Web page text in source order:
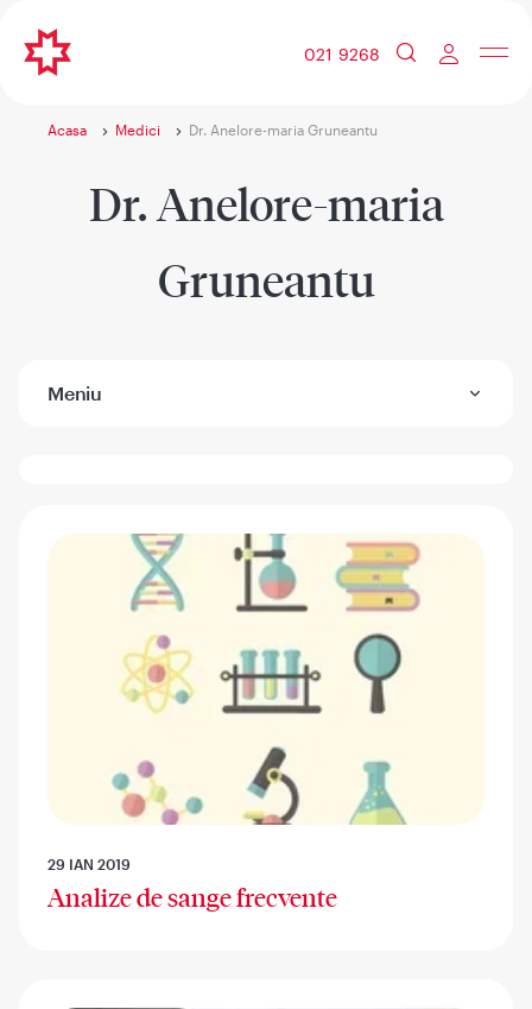
021 9268
Acasa Medici Dr. Anelore-maria Gruneantu
Dr. Anelore-maria
Gruneantu
Meniu
29 IAN 2019
Analize de sange frecvente